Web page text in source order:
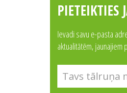
Ievadi savu e-pasta
aktualitātēm, jaunajiem